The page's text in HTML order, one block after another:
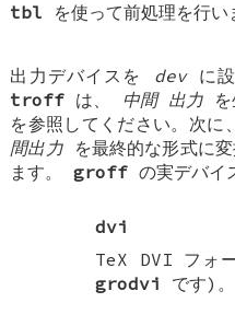
tbl を使って前処理を行い
出力デバイスを devに設
troff は、 中間 出力
を参照してください。次
間出力を最終的な形式に変
ます。groff の実デバイ
dvi
TeX DVI フォ
grodvi
です)。